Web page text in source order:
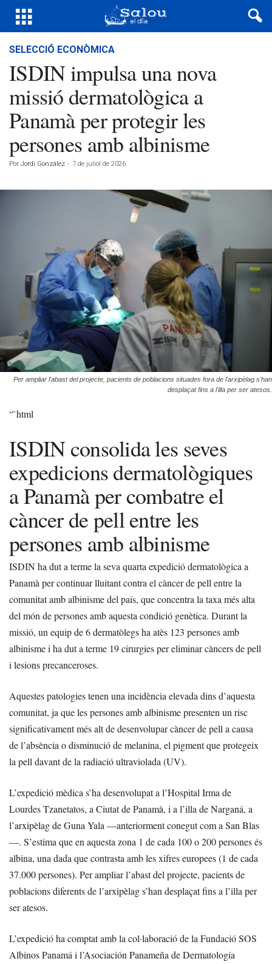
SELECCIÓ ECONÒMICA
ISDIN impulsa una nova
missió dermatològica a
Panamà per protegir les
persones amb albinisme
Por Jordi González - 7 de juliol de 2026
Per ampliar l'abast del projecte, pacients de poblacions situades fora de l'arxipèlag s'han
desplaçat fins a l'illa per ser atesos.
“`html
ISDIN consolida les seves
expedicions dermatològiques
a Panamà per combatre el
càncer de pell entre les
persones amb albinisme
ISDIN ha dut a terme la seva quarta expedició dermatològica a
Panamà per continuar lluitant contra el càncer de pell entre la
comunitat amb albinisme del país, que concentra la taxa més alta
del món de persones amb aquesta condició genètica. Durant la
missió, un equip de 6 dermatòlegs ha atès 123 persones amb
albinisme i ha dut a terme 19 cirurgies per eliminar càncers de pell
i lesions precanceroses.
Aquestes patologies tenen una incidència elevada dins d’aquesta
comunitat, ja que les persones amb albinisme presenten un risc
significativament més alt de desenvolupar càncer de pell a causa
de l’absència o disminució de melanina, el pigment que protegeix
la pell davant de la radiació ultraviolada (UV).
L’expedició mèdica s’ha desenvolupat a l’Hospital Irma de
Lourdes Tzanetatos, a Ciutat de Panamà, i a l’illa de Narganá, a
l’arxipèlag de Guna Yala —anteriorment conegut com a San Blas
—. S’estima que en aquesta zona 1 de cada 100 o 200 persones és
albina, una dada que contrasta amb les xifres europees (1 de cada
37.000 persones). Per ampliar l’abast del projecte, pacients de
poblacions diferents de l’arxipèlag s’han desplaçat fins a l’illa per
ser atesos.
L’expedició ha comptat amb la col·laboració de la Fundació SOS
Albinos Panamá i l’Asociación Panameña de Dermatología